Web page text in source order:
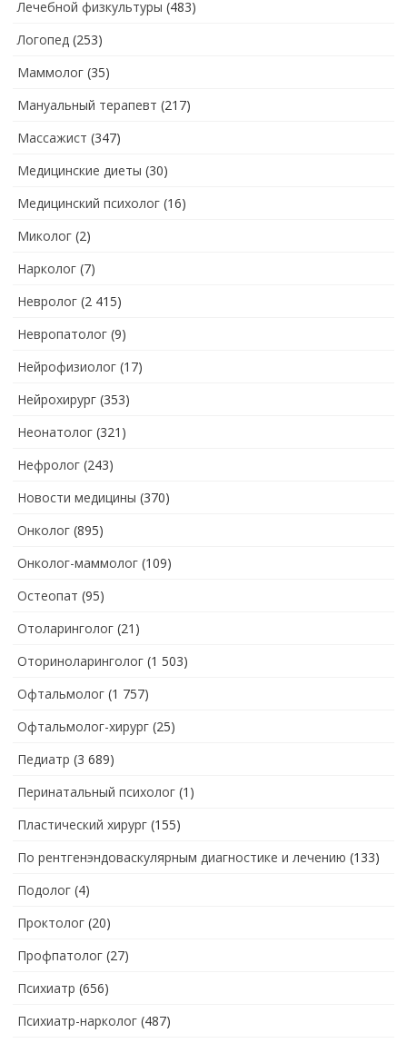
Лечебной физкультуры (483)
Логопед (253)
Маммолог (35)
Мануальный терапевт (217)
Массажист (347)
Медицинские диеты (30)
Медицинский психолог (16)
Миколог (2)
Нарколог (7)
Невролог (2 415)
Невропатолог (9)
Нейрофизиолог (17)
Нейрохирург (353)
Неонатолог (321)
Нефролог (243)
Новости медицины (370)
Онколог (895)
Онколог-маммолог (109)
Остеопат (95)
Отоларинголог (21)
Оториноларинголог (1 503)
Офтальмолог (1 757)
Офтальмолог-хирург (25)
Педиатр (3 689)
Перинатальный психолог (1)
Пластический хирург (155)
По рентгенэндоваскулярным диагностике и лечению (133)
Подолог (4)
Проктолог (20)
Профпатолог (27)
Психиатр (656)
Психиатр-нарколог (487)